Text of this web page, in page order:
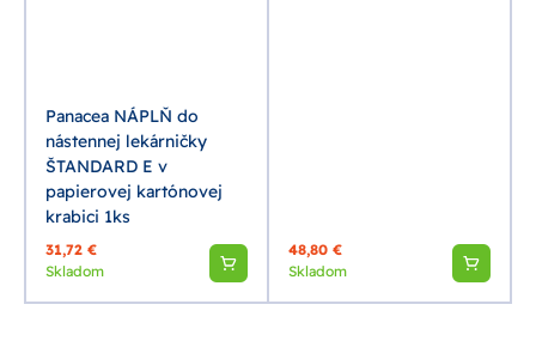
Panacea NÁPLŇ do
nástennej lekárničky
ŠTANDARD E v
papierovej kartónovej
krabici 1ks
31,72 €
Skladom
48,80 €
Skladom